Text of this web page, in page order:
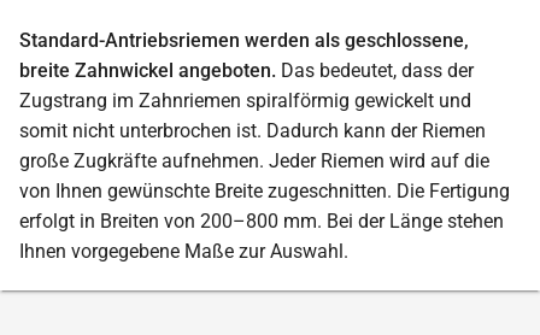
Standard-Antriebsriemen werden als geschlossene,
breite Zahnwickel angeboten. Das bedeutet, dass der
Zugstrang im Zahnriemen spiralförmig gewickelt und
somit nicht unterbrochen ist. Dadurch kann der Riemen
große Zugkräfte aufnehmen. Jeder Riemen wird auf die
von Ihnen gewünschte Breite zugeschnitten. Die Fertigung
erfolgt in Breiten von 200–800 mm. Bei der Länge stehen
Ihnen vorgegebene Maße zur Auswahl.